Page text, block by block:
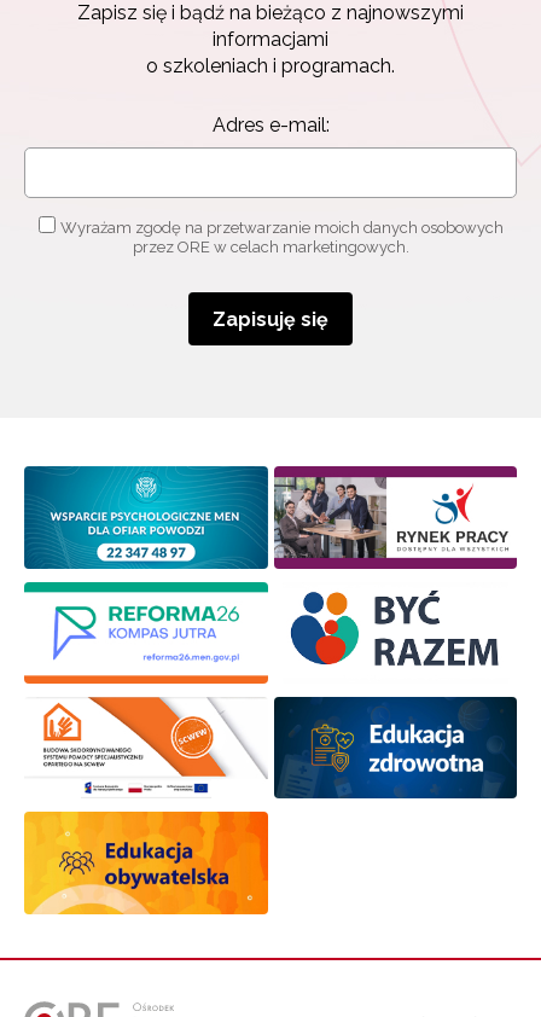
Zapisz się i bądź na bieżąco z najnowszymi
informacjami
o szkoleniach i programach.
Adres e-mail:
Wyrażam zgodę na przetwarzanie moich danych osobowych
przez ORE w celach marketingowych.
Zapisuję się